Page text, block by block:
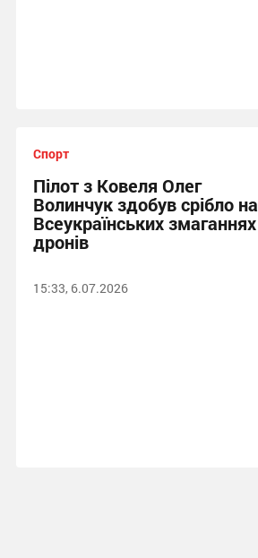
Спорт
Пілот з Ковеля Олег
Волинчук здобув срібло на
Всеукраїнських змаганнях
дронів
15:33, 6.07.2026